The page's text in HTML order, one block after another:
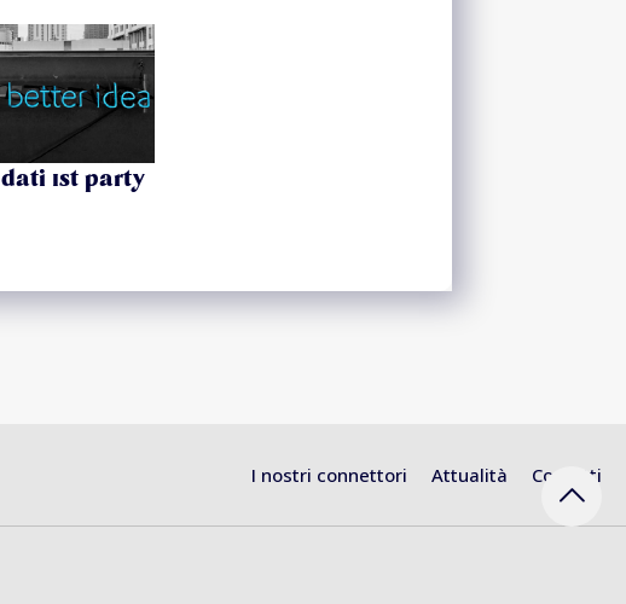
1st party
I nostri connettori Attualità Contatti